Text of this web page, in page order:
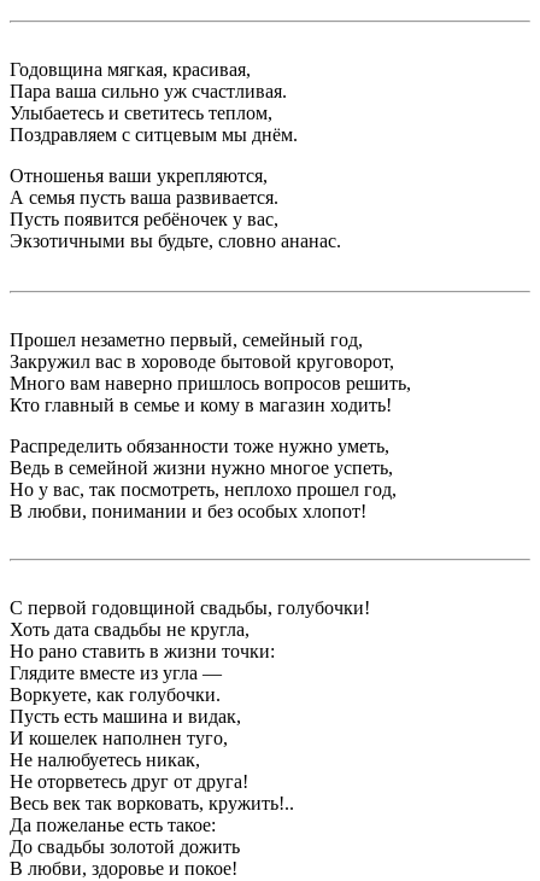
Годовщина мягкая, красивая,
Пара ваша сильно уж счастливая.
Улыбаетесь и светитесь теплом,
Поздравляем с ситцевым мы днём.
Отношенья ваши укрепляются,
А семья пусть ваша развивается.
Пусть появится ребёночек у вас,
Экзотичными вы будьте, словно ананас.
Прошел незаметно первый, семейный год,
Закружил вас в хороводе бытовой круговорот,
Много вам наверно пришлось вопросов решить,
Кто главный в семье и кому в магазин ходить!
Распределить обязанности тоже нужно уметь,
Ведь в семейной жизни нужно многое успеть,
Но у вас, так посмотреть, неплохо прошел год,
В любви, понимании и без особых хлопот!
С первой годовщиной свадьбы, голубочки!
Хоть дата свадьбы не кругла,
Но рано ставить в жизни точки:
Глядите вместе из угла —
Воркуете, как голубочки.
Пусть есть машина и видак,
И кошелек наполнен туго,
Не налюбуетесь никак,
Не оторветесь друг от друга!
Весь век так ворковать, кружить!..
Да пожеланье есть такое:
До свадьбы золотой дожить
В любви, здоровье и покое!